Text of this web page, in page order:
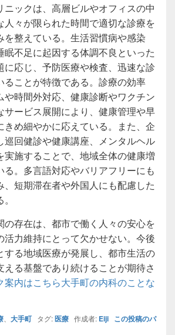
ニックは、高層ビルやオフィスの中
人々が限られた時間で適切な診療を
を整えている。生活習慣病や感染
眠不足に起因する体調不良といった
に応じ、予防医療や検査、迅速な診
ることが特徴である。診療の効率
や時間外対応、健康診断やワクチン
サービス展開により、健康管理や早
きめ細やかに応えている。また、企
巡回健診や健康講座、メンタルヘル
実施することで、地域全体の健康増
る。多言語対応やバリアフリーにも
、短期滞在者や外国人にも配慮した
の存在は、都市で働く人々の安心を
活力維持にとって欠かせない。今後
する地域医療が発展し、都市生活の
える基盤であり続けることが期待さ
案内はこちら大手町の内科のことな
大手町タグ:医療 作成者: Eiji この投稿のパ